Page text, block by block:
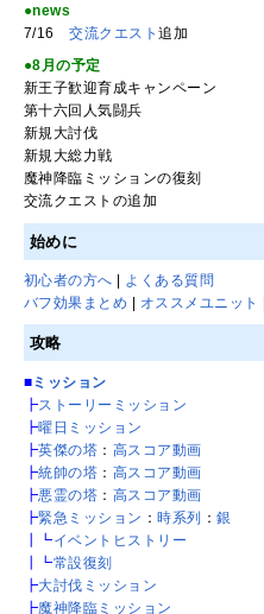
●news
7/16交流クエスト追加
●8月の予定
新王子歓迎育成キャンペーン
第十六回人気闘兵
新規大討伐
新規大総力戦
魔神降臨ミッションの復刻
交流クエストの追加
始めに
初心者の方へ
よくある質問
バフ効果まとめ
オススメユニット
攻略
■ ミッション
┣ストーリーミッション
┣曜日ミッション
┣英傑の塔 ： 高スコア動画
┣統帥の塔 ： 高スコア動画
┣悪霊の塔 ： 高スコア動画
┣緊急ミッション ：時系列 ：銀
┃┗イベントヒストリー
┃┗常設復刻
┣大討伐ミッション
┣魔神降臨ミッション